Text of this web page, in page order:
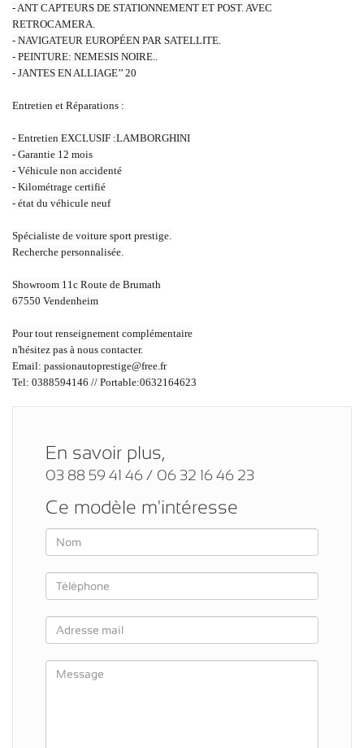
- ANT CAPTEURS DE STATIONNEMENT ET POST. AVEC
RETROCAMERA.
- NAVIGATEUR EUROPÉEN PAR SATELLITE.
- PEINTURE: NEMESIS NOIRE.
- JANTES EN ALLIAGE’’ 20
Entretien et Réparations :
- Entretien EXCLUSIF :LAMBORGHINI
- Garantie 12 mois
- Véhicule non accidenté
- Kilométrage certifié
- état du véhicule neuf
Spécialiste de voiture sport prestige.
Recherche personnalisée.
Showroom 11c Route de Brumath
67550 Vendenheim
Pour tout renseignement complémentaire
n'hésitez pas à nous contacter.
Email: passionautoprestige@free.fr
Tel: 0388594146 // Portable:0632164623
En savoir plus,
03 88 59 41 46 / 06 32 16 46 23
Ce modèle m'intéresse